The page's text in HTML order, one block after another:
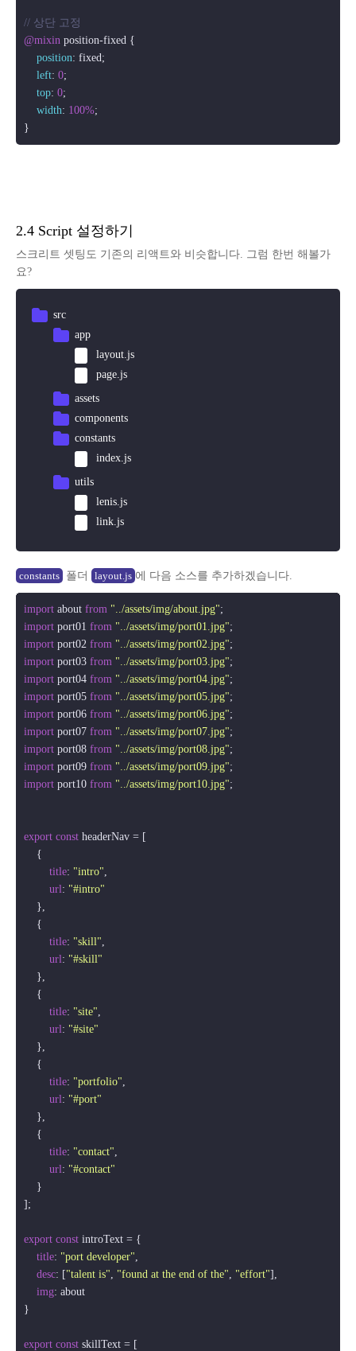
// 상단 고정
@mixin position-fixed {
position: fixed;
left: 0;
top: 0;
width: 100%;
2.4 Script 설정하기
스크리트 셋팅도 기존의 리액트와 비슷합니다. 그럼 한번 해볼가
요?
src
app
layout.js
page.js
assets
components
constants
index.js
utils
lenis.js
link.js
constants 폴더 layout.js 에 다음 소스를 추가하겠습니다.
import about from "../assets/img/about.jpg"
import port01 from "../assets/img/port01.jpg"
import port02 from "../assets/img/port02.jpg"
import port03 from "../assets/img/port03.jpg"
import port04 from "../assets/img/port04.jpg"
import port05 from "../assets/img/port05.jpg"
import port06 from "../assets/img/port06.jpg"
import port07 from "../assets/img/port07.jpg"
import port08 from "../assets/img/port08.jpg"
import port09 from "../assets/img/port09.jpg"
import port10 from "../assets/img/port10.jpg";
export const headerNav = [
    {
title: "intro",
url: "#intro"
    },
    {
title: "skill",
url: "#skill"
    },
    {
title: "site",
url: "#site"
    },
    {
title: "portfolio",
url: "#port"
    },
    {
title: "contact",
url: "#contact"
    }
];
export const introText = {
title: "port developer",
desc: ["talent is", "found at the end of the", "effort"],
img: about
}
export const skillText = [